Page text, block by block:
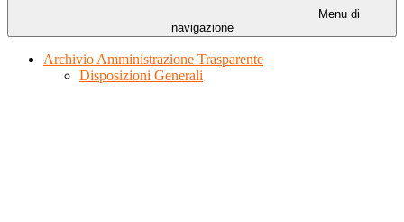
Menu di
navigazione
Archivio Amministrazione Trasparente
Disposizioni Generali